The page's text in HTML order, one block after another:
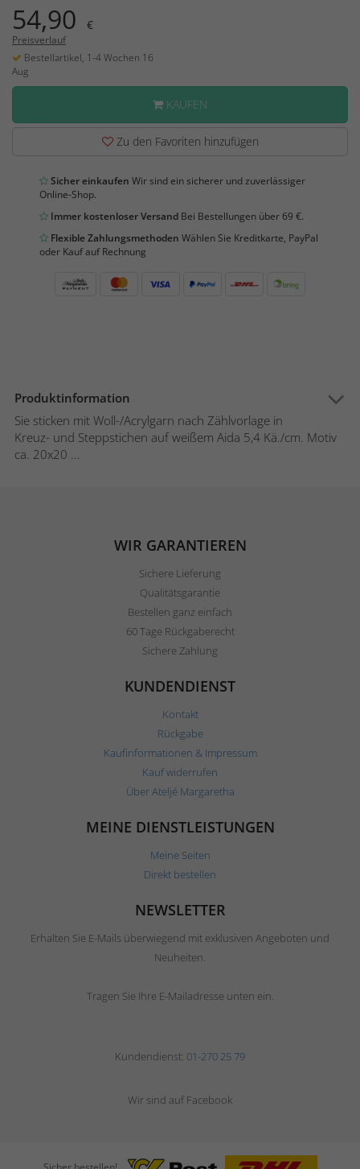
54,90 €
Preisverlauf
Bestellartikel, 1-4 Wochen 16
Aug
KAUFEN
Zu den Favoriten hinzufügen
Sicher einkaufen Wir sind ein sicherer und zuverlässiger
Online-Shop.
Immer kostenloser Versand Bei Bestellungen über 69 €.
Flexible Zahlungsmethoden Wählen Sie Kreditkarte, PayPal
oder Kauf auf Rechnung
Produktinformation
Sie sticken mit Woll-/Acrylgarn nach Zählvorlage in
Kreuz- und Steppstichen auf weißem Aida 5,4 Kä./cm. Motiv
ca. 20x20 ...
WIR GARANTIEREN
Sichere Lieferung
Qualitätsgarantie
Bestellen ganz einfach
60 Tage Rückgaberecht
Sichere Zahlung
KUNDENDIENST
Kontakt
Rückgabe
Kaufinformationen & Impressum
Kauf widerrufen
Über Ateljé Margaretha
MEINE DIENSTLEISTUNGEN
Meine Seiten
Direkt bestellen
NEWSLETTER
Erhalten Sie E-Mails überwiegend mit exklusiven Angeboten und
Neuheiten.
Tragen Sie Ihre E-Mailadresse unten ein.
Kundendienst: 01-270 25 79
Wir sind auf Facebook